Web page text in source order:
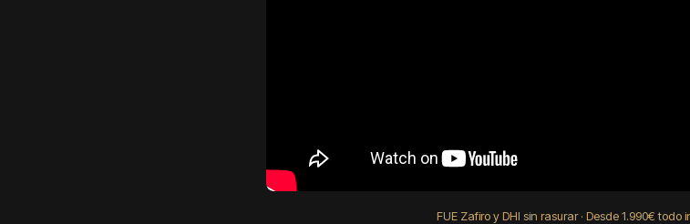
FUE Zafiro y DHI sin rasurar · Desde 1.990€ todo